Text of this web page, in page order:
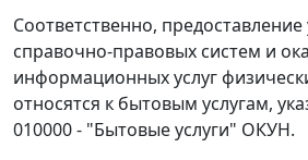
Соответственно, предоставление
справочно-правовых систем и
информационных услуг
относятся к бытовым услугам,
010000 - "Бытовые услуги" ОКУН.